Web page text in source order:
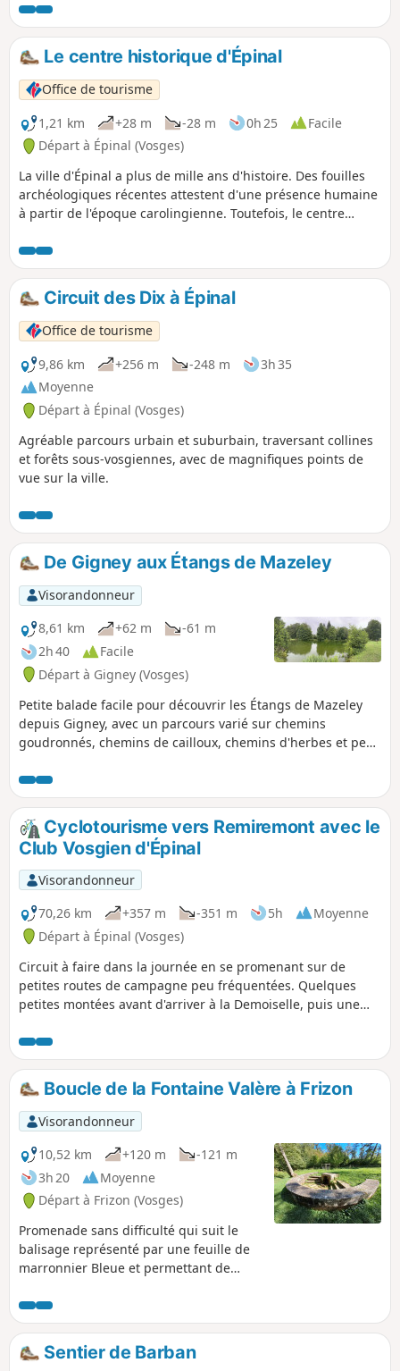
qui sera entourée de murailles au XIIIe siècle. Occupé par
les artisans au Moyen-Âge, c'est aujourd'hui un quartier
commerçant dans un urbanisme d'après-guerre où l'art
contemporain se laisse découvrir au détour d'une rue.
Le centre historique d'Épinal
Office de tourisme
1,21 km
+28 m -28 m 0h 25
Facile
Départ à Épinal (Vosges)
La ville d'Épinal a plus de mille ans d'histoire. Des fouilles
archéologiques récentes attestent d'une présence humaine
à partir de l'époque carolingienne. Toutefois, le centre
Metz qui se sont implantés dans la cité vers 980. Ce
quartier témoigne aussi de la vie des dames chanoinesses
qui occupaient de beaux hôtels particuliers autour de la
basilique entre le XIIIe siècle et la Révolution. Les richesses
naturelles (l'eau et le bois) ont favorisé l’émergence
d'importantes industries telles que le papier et la faïence,
puis le textile.
Circuit des Dix à Épinal
Office de tourisme
9,86 km
+256 m -248 m
3h 35
Moyenne
Départ à Épinal (Vosges)
Agréable parcours urbain et suburbain, traversant collines
et forêts sous-vosgiennes, avec de magnifiques points de
vue sur la ville.
De Gigney aux Étangs de Mazeley
Visorandonneur
8,61 km
+62 m
-61 m
2h 40
Facile
Départ à Gigney (Vosges)
Petite balade facile pour découvrir les Étangs de Mazeley
depuis Gigney, avec un parcours varié sur chemins
goudronnés, chemins de cailloux, chemins d'herbes et peu
et pique-niquer. Parcours peu ombragé, attention en plein
soleil.
Cyclotourisme vers Remiremont avec le
Club Vosgien d'Épinal
Visorandonneur
70,26 km
+357 m -351 m 5h
Moyenne
Départ à Épinal (Vosges)
Circuit à faire dans la journée en se promenant sur de
petites routes de campagne peu fréquentées. Quelques
petites montées avant d'arriver à la Demoiselle, puis une
Remiremont avec la visite de l'Église abbatiale Saint-Pierre
et ses nombreux commerces. Retour le long de la Moselle,
avec de beaux points de vue sur celle-ci. Magnifique
passage aux Roches d'Archettes, 10 km avant l'arrivée. Un
bon bol d'air dans le pays de Remiremont !
Boucle de la Fontaine Valère à Frizon
Visorandonneur
10,52 km
+120 m
-121 m
3h 20
Moyenne
Départ à Frizon (Vosges)
Promenade sans difficulté qui suit le
balisage représenté par une feuille de
marronnier Bleue et permettant de
Sentier de Barban